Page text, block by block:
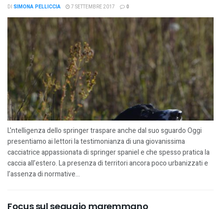
DI SIMONA PELLICCIA 7 SETTEMBRE 2017 0
L'ntelligenza dello springer traspare anche dal suo sguardo Oggi
presentiamo ai lettori la testimonianza di una giovanissima
cacciatrice appassionata di springer spaniel e che spesso pratica la
caccia all’estero. La presenza di territori ancora poco urbanizzati e
l’assenza di normative...
Focus sul segugio maremmano